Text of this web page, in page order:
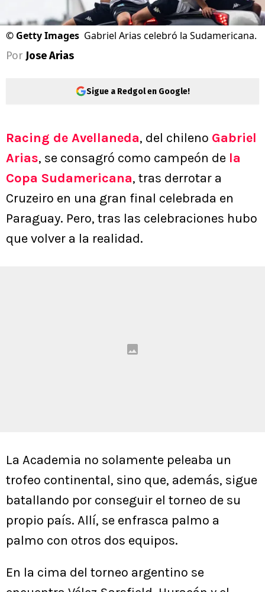
© Getty Images Gabriel Arias celebró la Sudamericana.
Por Jose Arias
Sigue a Redgol en Google!
Racing de Avellaneda, del chileno Gabriel
Arias, se consagró como campeón de la
Copa Sudamericana, tras derrotar a
Cruzeiro en una gran final celebrada en
Paraguay. Pero, tras las celebraciones hubo
que volver a la realidad.
La Academia no solamente peleaba un
trofeo continental, sino que, además, sigue
batallando por conseguir el torneo de su
propio país. Allí, se enfrasca palmo a
palmo con otros dos equipos.
En la cima del torneo argentino se